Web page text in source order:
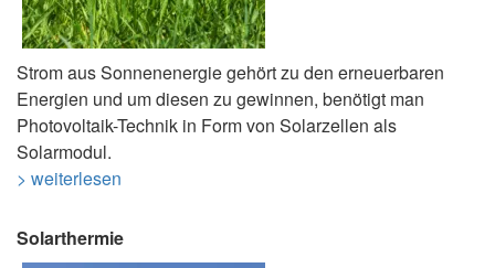
Strom aus Sonnenenergie gehört zu den erneuerbaren
Energien und um diesen zu gewinnen, benötigt man
Photovoltaik-Technik in Form von Solarzellen als
Solarmodul.
> weiterlesen
Solarthermie